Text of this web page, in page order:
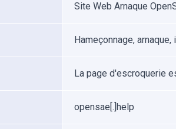
Site Web Arnaque
Hameçonnage,
La page d'escroquerie
opensae[.]help